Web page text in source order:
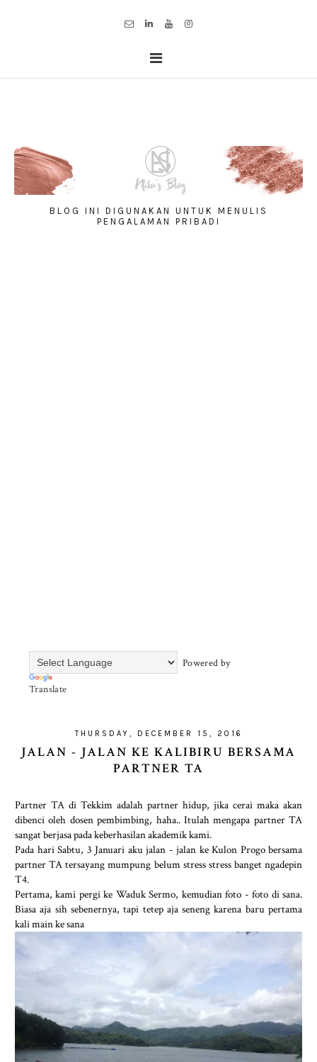
BLOG INI DIGUNAKAN UNTUK MENULIS
PENGALAMAN PRIBADI
Powered by
Translate
THURSDAY, DECEMBER 15, 2016
JALAN - JALAN KE KALIBIRU BERSAMA
PARTNER TA
Partner TA di Tekkim adalah partner hidup, jika cerai maka akan
dibenci oleh dosen pembimbing, haha.. Itulah mengapa partner TA
sangat berjasa pada keberhasilan akademik kami.
Pada hari Sabtu, 3 Januari aku jalan - jalan ke Kulon Progo bersama
partner TA tersayang mumpung belum stress stress banget ngadepin
T4.
Pertama, kami pergi ke Waduk Sermo, kemudian foto - foto di sana.
Biasa aja sih sebenernya, tapi tetep aja seneng karena baru pertama
kali main ke sana